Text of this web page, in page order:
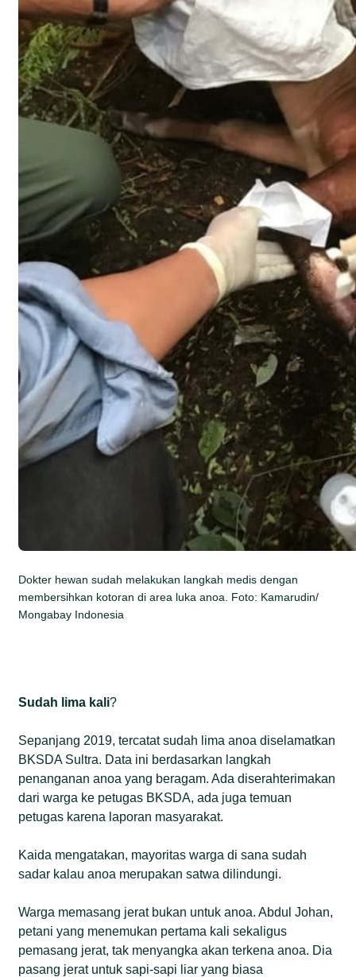
Dokter hewan sudah melakukan langkah medis dengan
membersihkan kotoran di area luka anoa. Foto: Kamarudin/
Mongabay Indonesia
Sudah lima kali?
Sepanjang 2019, tercatat sudah lima anoa diselamatkan
BKSDA Sultra. Data ini berdasarkan langkah
penanganan anoa yang beragam. Ada diserahterimakan
dari warga ke petugas BKSDA, ada juga temuan
petugas karena laporan masyarakat.
Kaida mengatakan, mayoritas warga di sana sudah
sadar kalau anoa merupakan satwa dilindungi.
Warga memasang jerat bukan untuk anoa. Abdul Johan,
petani yang menemukan pertama kali sekaligus
pemasang jerat, tak menyangka akan terkena anoa. Dia
pasang jerat untuk sapi-sapi liar yang biasa